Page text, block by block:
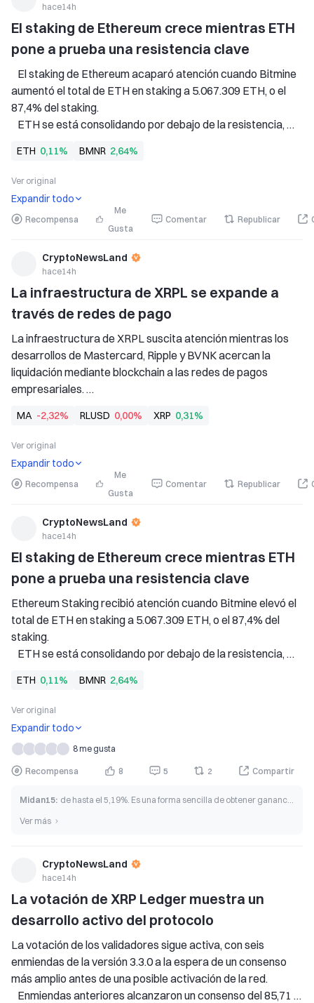
hace14h
El staking de Ethereum crece mientras ETH
pone a prueba una resistencia clave
   El staking de Ethereum acaparó atención cuando Bitmine
aumentó el total de ETH en staking a 5.067.309 ETH, o el
87,4% del staking.
   ETH se está consolidando por debajo de la resistencia,
tendencia bajista.
   Una ruptura confirmada con un mayor volumen podría
cambiar
ETH 0,11% BMNR 2,64%
Ver original
Expandir todo
Recompensa
Me
Gusta
Comentar Republicar
CryptoNewsLand
hace14h
La infraestructura de XRPL se expande a
través de redes de pago
La infraestructura de XRPL suscita atención mientras los
desarrollos de Mastercard, Ripple y BVNK acercan la
liquidación mediante blockchain a las redes de pagos
empresariales.
iniciativas de RLUSD de Ripple continúan ampliando la
infraestructura institucional de blockchain en los pagos
regulados e
MA -2,32% RLUSD 0,00% XRP 0,31%
Ver original
Expandir todo
Recompensa
Me
Gusta
Comentar Republicar
CryptoNewsLand
hace14h
El staking de Ethereum crece mientras ETH
pone a prueba una resistencia clave
Ethereum Staking recibió atención cuando Bitmine elevó el
total de ETH en staking a 5.067.309 ETH, o el 87,4% del
staking.
   ETH se está consolidando por debajo de la resistencia,
tendencia bajista.
   Una ruptura confirmada con un volumen más fuerte podría
cambiar
ETH 0,11% BMNR 2,64%
Ver original
Expandir todo
8 me gusta
Recompensa 8 5 2 Compartir
Midan15:
de hasta el 5,19%. Es una forma sencilla de obtener ganancias con fondos inactivos
Ver más
CryptoNewsLand
hace14h
La votación de XRP Ledger muestra un
desarrollo activo del protocolo
La votación de los validadores sigue activa, con seis
enmiendas de la versión 3.3.0 a la espera de un consenso
más amplio antes de una posible activación de la red.
   Enmiendas anteriores alcanzaron un consenso del 85,71